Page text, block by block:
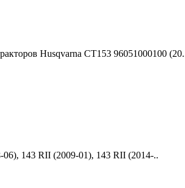
Husqvarna CT153 96051000100
06), 143 RII (2009-01), 143 RII (2014-..